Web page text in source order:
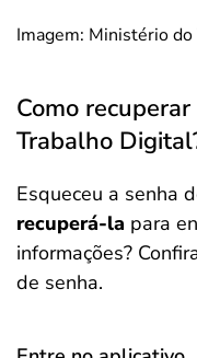
Imagem: Ministério
Como
Trabalho
Esqueceu a senha
recuperá-la para
informações?
de senha.